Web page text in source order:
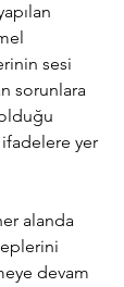
sesi
sorunlara
ifadelere yer
alanda
devam